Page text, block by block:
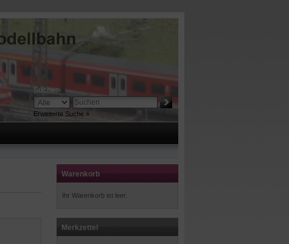
Suche:
Erweiterte Suche »
Warenkorb
Ihr Warenkorb ist leer.
Merkzettel